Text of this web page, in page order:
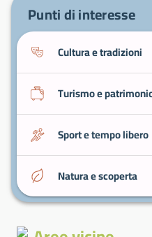
ampiamente il Parc
(da verificare
Punti di interesse
Cultura e tradizioni
Turismo e
Sport e tempo libero
Natura e scoperta